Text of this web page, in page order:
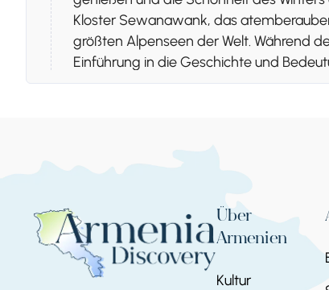
Kloster Sewanawank, das
größten Alpenseen der Welt. Während
Einführung in die Geschichte und
besuchen wir das historische Kecharis-
Tag 3
Stoppen 1. Freier Tag -
Genießen Sie einen entspannten Tag
Über
Armenien
Kultur